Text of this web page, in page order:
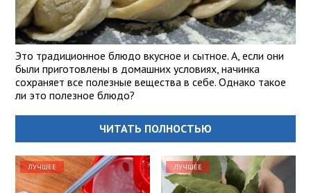
Это традиционное блюдо вкусное и сытное. А, если они
были приготовлены в домашних условиях, начинка
сохраняет все полезные вещества в себе. Однако такое
ли это полезное блюдо?
ЧИТАТЬ ПОЛНОСТЬЮ
ЛУЧШЕЕ ЛУЧШЕЕ